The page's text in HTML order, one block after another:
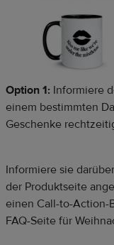
Option 1: Informiere
einem bestimmten
Geschenke
Informiere sie
der Produktseite
einen Call-to-Action-
FAQ-Seite für